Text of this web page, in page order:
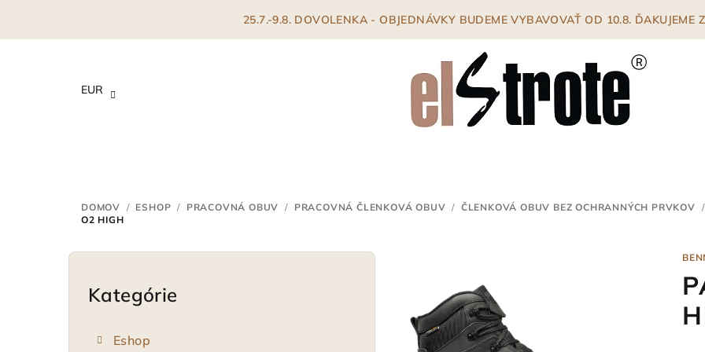
25.7.-9.8. DOVOLENKA - OBJEDNÁVKY BUDEME VYBAVOVAŤ OD 10.8. ĎAKUJEME
EUR
DOMOV / ESHOP / PRACOVNÁ OBUV / PRACOVNÁ ČLENKOVÁ OBUV / ČLENKOVÁ OBUV BEZ OCHRANNÝCH PRVKOV /
O2 HIGH
B
Preskočiť
kategórie
Kategórie
Eshop